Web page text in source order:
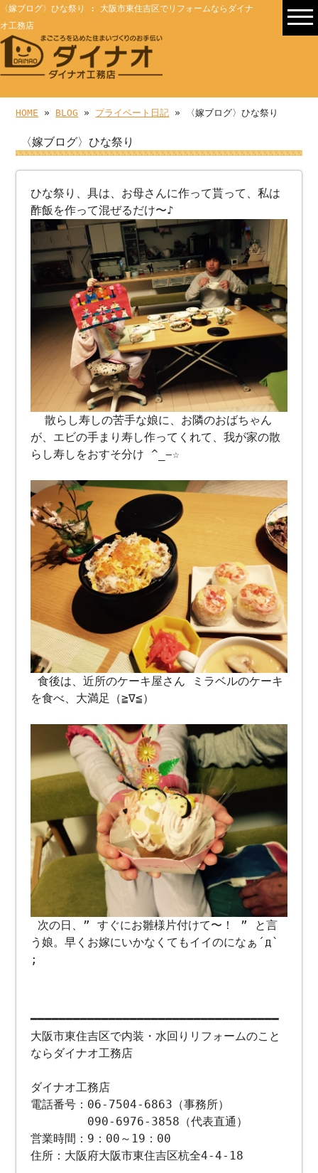
〈嫁ブログ〉ひな祭り : 大阪市東住吉区でリフォームならダイナ
オ工務店
HOME » BLOG » プライベート日記 » 〈嫁ブログ〉ひな祭り
〈嫁ブログ〉ひな祭り
ひな祭り、具は、お母さんに作って貰って、私は
酢飯を作って混ぜるだけ〜♪
散らし寿しの苦手な娘に、お隣のおばちゃん
が、エビの手まり寿し作ってくれて、我が家の散
らし寿しをおすそ分け ^_−☆
食後は、近所のケーキ屋さん ミラベルのケーキ
を食べ、大満足（≧∇≦）
次の日、” すぐにお雛様片付けて〜！ ” と言
う娘。早くお嫁にいかなくてもイイのになぁ´д`
;
━━━━━━━━━━━━━━━━━━━━━━━━━━━━━━━━━━━
大阪市東住吉区で内装・水回りリフォームのこと
ならダイナオ工務店
ダイナオ工務店
電話番号：06-7504-6863（事務所）
090-6976-3858（代表直通）
営業時間：9：00～19：00
住所：大阪府大阪市東住吉区杭全4-4-18